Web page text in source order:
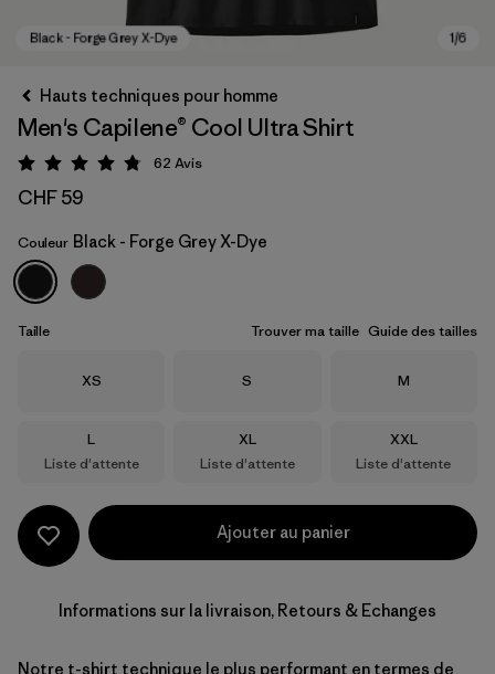
Black - Forge Grey X-Dye
Hauts techniques pour homme
Men's Capilene® Cool Ultra Shirt
Évaluation: 4.8 / 5
62 Avis
CHF 59
Couleur Black - Forge Grey X-Dye
Taille Trouver ma taille Guide des tailles
Taille
XS Taille
S Taille
M
Taille
L
Liste d'attente
Taille
XL
Liste d'attente
Taille
XXL
Liste d'attente
Ajouter au panier
Informations sur la livraison, Retours & Echanges
Notre t-shirt technique le plus performant en termes de